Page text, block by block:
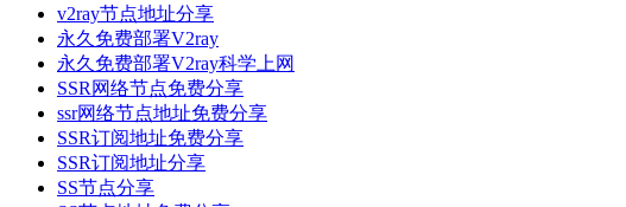
v2ray节点地址分享
永久免费部署V2ray
永久免费部署V2ray科学上网
SSR网络节点免费分享
ssr网络节点地址免费分享
SSR订阅地址免费分享
SSR订阅地址分享
SS节点分享